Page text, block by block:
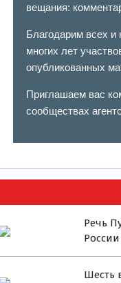
вещания:
Благодарим всех и
многих лет
опубликованных
Приглашаем вас
сообществах
Речь
Шесть